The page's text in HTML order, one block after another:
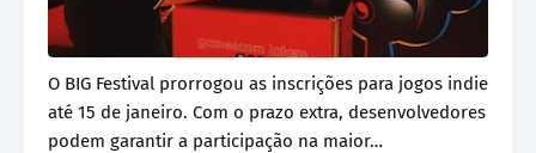
O BIG Festival prorrogou as inscrições para jogos indie
até 15 de janeiro. Com o prazo extra, desenvolvedores
podem garantir a participação na maior…